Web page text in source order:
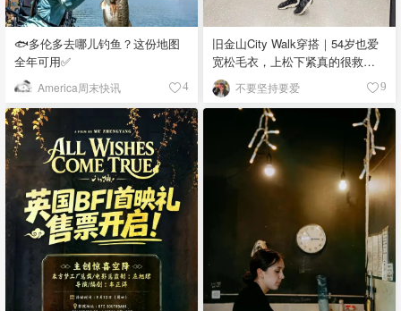
🐟多伦多去哪儿钓鱼？这份地图
全年可用✅
America周末快讯 4
旧金山City Walk穿搭｜54岁也爱
宽松毛衣，上松下紧真的很救比
例
不要坚持要爱 9